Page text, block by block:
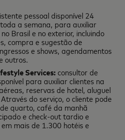
pessoal disponível 24
a semana, para auxiliar
Brasil e no exterior, incluindo
compra e sugestão de
e shows, agendamentos
outros.
Services:consultor de
para auxiliar clientes na
reservas de hotel, aluguel
do serviço, o cliente pode
quarto, café da manhã
e check-out tardio e
mais de 1.300 hotéis e